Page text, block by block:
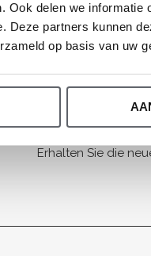
Ook delen we
Deze partners kunnen
op basis van uw
Melden Sie sich
Erhalten Sie die